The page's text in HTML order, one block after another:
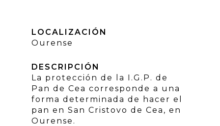
LOCALIZACIÓN
Ourense
DESCRIPCIÓN
La protección de la I.G.P. de
Pan de Cea corresponde a una
forma determinada de hacer el
pan en San Cristovo de Cea, en
Ourense.